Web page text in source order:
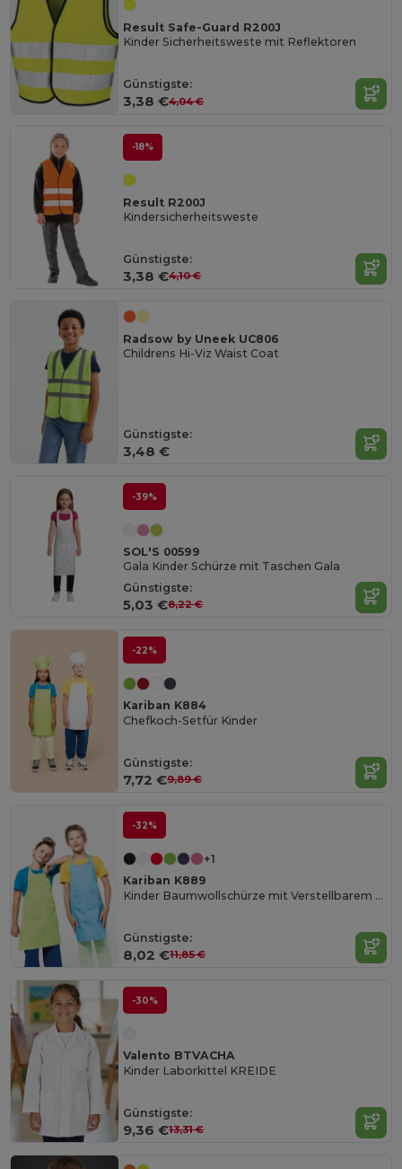
Result Safe-Guard R200J
Kinder Sicherheitsweste mit Reflektoren
Günstigste:
3,38 €4,04 €
-18%
Result R200J
Kindersicherheitsweste
Günstigste:
3,38 €4,10 €
Radsow by Uneek UC806
Childrens Hi-Viz Waist Coat
Günstigste:
3,48 €
-39%
SOL'S 00599
Gala Kinder Schürze mit Taschen Gala
Günstigste:
5,03 €8,22 €
-22%
Kariban K884
Chefkoch-Setfür Kinder
Günstigste:
7,72 €9,89 €
-32%
+1
Kariban K889
Kinder Baumwollschürze mit Verstellbarem Nackengurt
Günstigste:
8,02 €11,85 €
-30%
Valento BTVACHA
Kinder Laborkittel KREIDE
Günstigste:
9,36 €13,31 €